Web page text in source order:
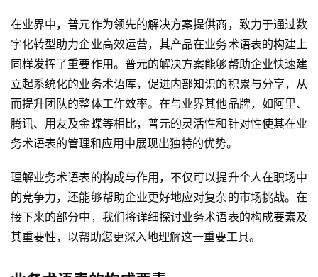
在业界中，普元作为领先的解决方案提供商，致力于通过数
字化转型助力企业高效运营，其产品在业务术语表的构建上
同样发挥了重要作用。普元的解决方案能够帮助企业快速建
立起系统化的业务术语库，促进内部知识的积累与分享，从
而提升团队的整体工作效率。在与业界其他品牌，如阿里、
腾讯、用友及金蝶等相比，普元的灵活性和针对性使其在业
务术语表的管理和应用中展现出独特的优势。
理解业务术语表的构成与作用，不仅可以提升个人在职场中
的竞争力，还能够帮助企业更好地应对复杂的市场挑战。在
接下来的部分中，我们将详细探讨业务术语表的构成要素及
其重要性，以帮助您更深入地理解这一重要工具。